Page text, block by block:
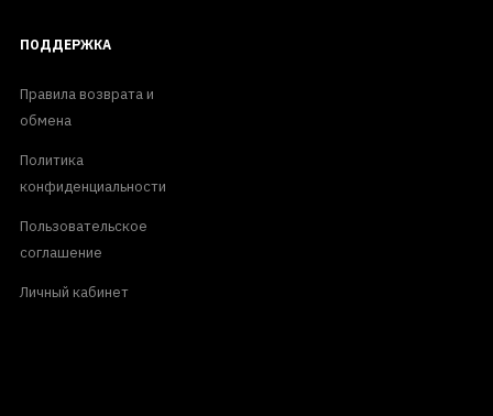
ПОДДЕРЖКА
Правила возврата и
обмена
Политика
конфиденциальности
Пользовательское
соглашение
Личный кабинет